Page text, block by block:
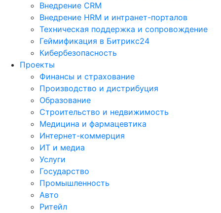
Внедрение CRM
Внедрение HRM и интранет-порталов
Техническая поддержка и сопровождение
Геймификация в Битрикс24
Кибербезопасность
Проекты
Финансы и страхование
Производство и дистрибуция
Образование
Строительство и недвижимость
Медицина и фармацевтика
Интернет-коммерция
ИТ и медиа
Услуги
Государство
Промышленность
Авто
Ритейл